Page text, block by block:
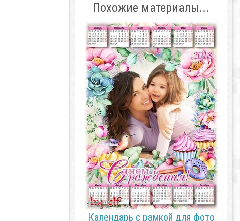
Похожие материалы...
Календарь с рамкой для фото